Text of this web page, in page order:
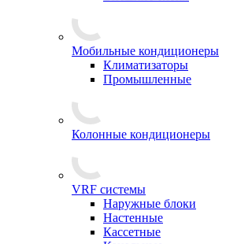
Мобильные кондиционеры
Климатизаторы
Промышленные
Колонные кондиционеры
VRF системы
Наружные блоки
Настенные
Кассетные